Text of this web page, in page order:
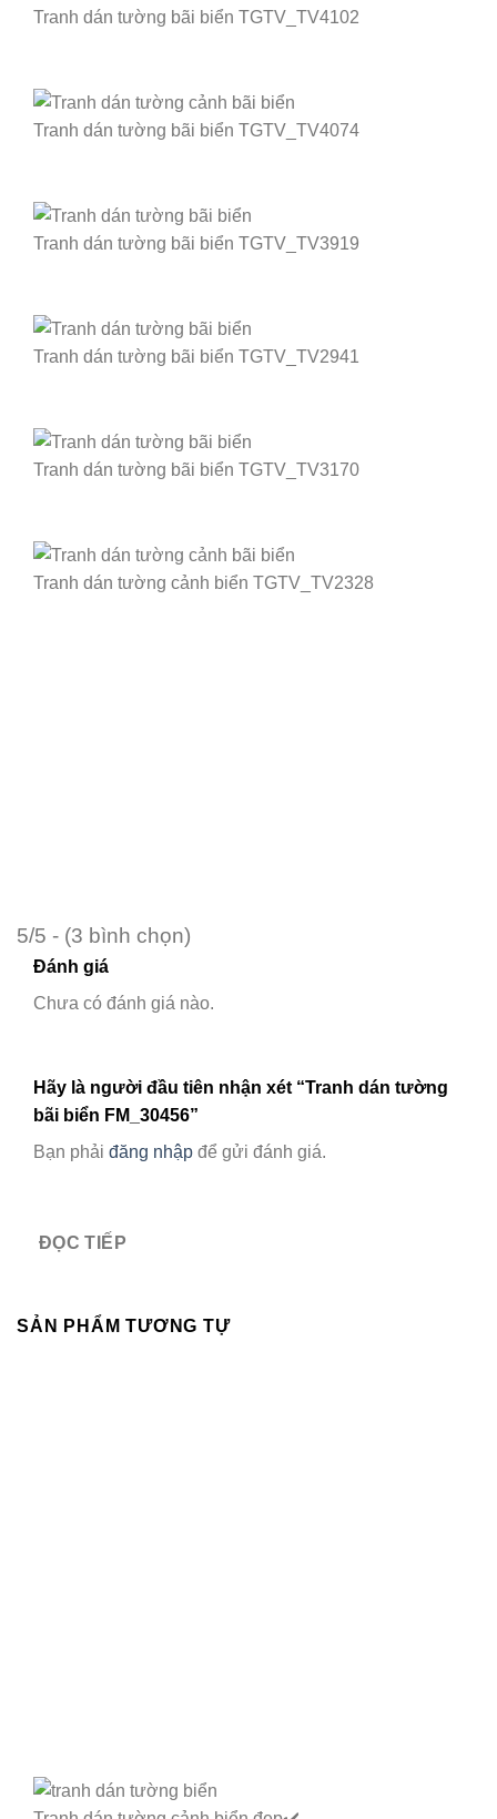
Tranh dán tường bãi biển TGTV_TV4102
Tranh dán tường bãi biển TGTV_TV4074
Tranh dán tường bãi biển TGTV_TV3919
Tranh dán tường bãi biển TGTV_TV2941
Tranh dán tường bãi biển TGTV_TV3170
Tranh dán tường cảnh biển TGTV_TV2328
5/5 - (3 bình chọn)
Đánh giá
Chưa có đánh giá nào.
Hãy là người đầu tiên nhận xét “Tranh dán tường
bãi biển FM_30456”
Bạn phải đăng nhập để gửi đánh giá.
ĐỌC TIẾP
SẢN PHẨM TƯƠNG TỰ